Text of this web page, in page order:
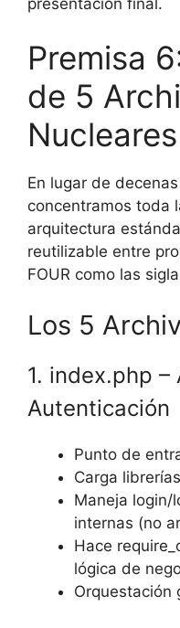
Premisa
de 5
Nucleares
En lugar de
concentramos toda
arquitectura
reutilizable entre
FOUR como las
Los 5
1. index.php
Autenticación
Punto de
Carga
Maneja login/
internas (no
Hace
lógica de
Orquestación